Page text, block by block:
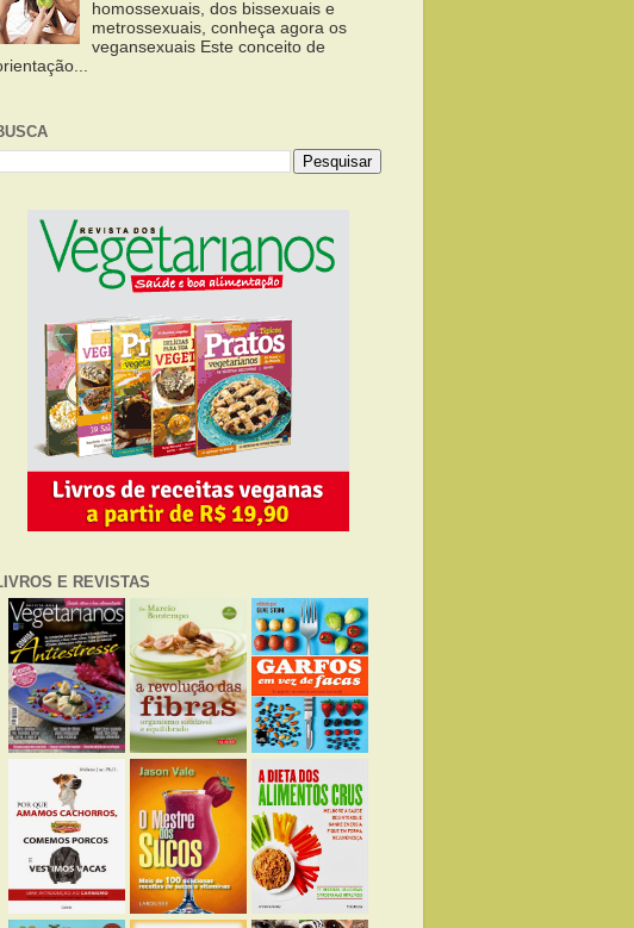
homossexuais, dos bissexuais e
metrossexuais, conheça agora os
vegansexuais Este conceito de
E REVISTAS